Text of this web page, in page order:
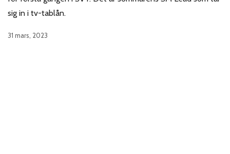
sig in i tv-tablån.
31 mars, 2023